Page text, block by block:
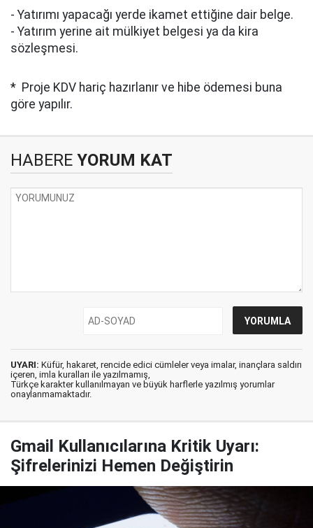
- Yatırımı yapacağı yerde ikamet ettiğine dair belge.
- Yatırım yerine ait mülkiyet belgesi ya da kira
sözleşmesi.
* Proje KDV hariç hazırlanır ve hibe ödemesi buna
göre yapılır.
HABERE YORUM KAT
UYARI: Küfür, hakaret, rencide edici cümleler veya imalar, inançlara saldırı
içeren, imla kuralları ile yazılmamış,
Türkçe karakter kullanılmayan ve büyük harflerle yazılmış yorumlar
onaylanmamaktadır.
Gmail Kullanıcılarına Kritik Uyarı:
Şifrelerinizi Hemen Değiştirin